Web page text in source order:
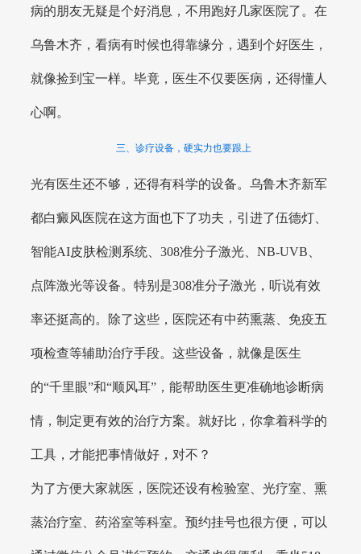
病的朋友无疑是个好消息，不用跑好几家医院了。在
乌鲁木齐，看病有时候也得靠缘分，遇到个好医生，
就像捡到宝一样。毕竟，医生不仅要医病，还得懂人
心啊。
三、诊疗设备，硬实力也要跟上
光有医生还不够，还得有科学的设备。乌鲁木齐新军
都白癜风医院在这方面也下了功夫，引进了伍德灯、
智能AI皮肤检测系统、308准分子激光、NB-UVB、
点阵激光等设备。特别是308准分子激光，听说有效
率还挺高的。除了这些，医院还有中药熏蒸、免疫五
项检查等辅助治疗手段。这些设备，就像是医生
的“千里眼”和“顺风耳”，能帮助医生更准确地诊断病
情，制定更有效的治疗方案。就好比，你拿着科学的
工具，才能把事情做好，对不？
为了方便大家就医，医院还设有检验室、光疗室、熏
蒸治疗室、药浴室等科室。预约挂号也很方便，可以